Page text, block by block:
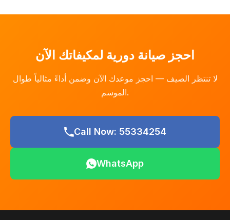
احجز صيانة دورية لمكيفاتك الآن
لا تنتظر الصيف — احجز موعدك الآن وضمن أداءً مثالياً طوال
الموسم.
Call Now: 55334254
WhatsApp